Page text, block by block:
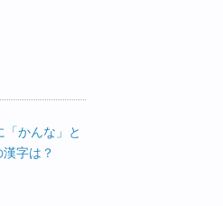
「かんな」と
字は？